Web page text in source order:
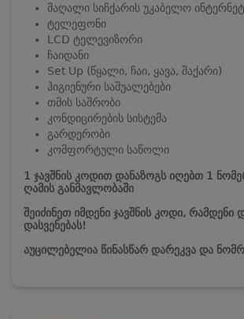
მაღალი სიჩქარის უკაბელო
ტელეფონი
LCD ტელევიზორი
ჩაიდანი
Set Up (წყალი, ჩაი, ყავა, შაქარი)
ჰიგიენური საშუალებები
თმის საშრობი
კონდიცირების სისტემა
გარდერობი
კომფორტული საწოლი
1 ჯავშნის კოდით დანაზოგს იღებთ 1
ღამის განმავლობაში
შეიძინეთ იმდენი ჯავშნის კოდი, რამდენი
დასვენებას!
აუცილებელია წინასწარ დარეკვა და